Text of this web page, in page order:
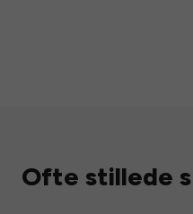
Ofte stillede